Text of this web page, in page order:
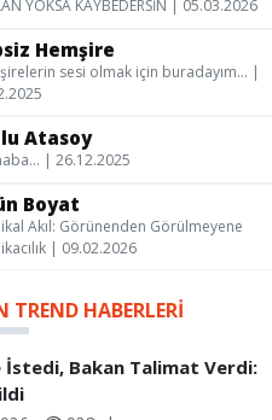
YOKSA KAYBEDERSİN | 05.03.2026
Hemşire
sesi olmak için buradayım… |
Atasoy
| 26.12.2025
Boyat
Akıl: Görünenden Görülmeyene
| 09.02.2026
TREND HABERLERI
İstedi, Bakan Talimat Verdi: